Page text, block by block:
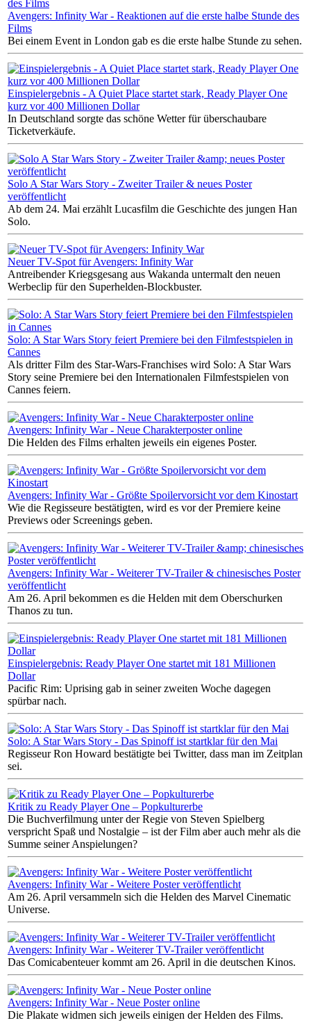
Avengers: Infinity War - Reaktionen auf die erste halbe Stunde des
Films
Bei einem Event in London gab es die erste halbe Stunde zu sehen.
Einspielergebnis - A Quiet Place startet stark, Ready Player One
kurz vor 400 Millionen Dollar
In Deutschland sorgte das schöne Wetter für überschaubare
Ticketverkäufe.
Solo A Star Wars Story - Zweiter Trailer & neues Poster
veröffentlicht
Ab dem 24. Mai erzählt Lucasfilm die Geschichte des jungen Han
Solo.
Neuer TV-Spot für Avengers: Infinity War
Antreibender Kriegsgesang aus Wakanda untermalt den neuen
Werbeclip für den Superhelden-Blockbuster.
Solo: A Star Wars Story feiert Premiere bei den Filmfestspielen in
Cannes
Als dritter Film des Star-Wars-Franchises wird Solo: A Star Wars
Story seine Premiere bei den Internationalen Filmfestspielen von
Cannes feiern.
Avengers: Infinity War - Neue Charakterposter online
Die Helden des Films erhalten jeweils ein eigenes Poster.
Avengers: Infinity War - Größte Spoilervorsicht vor dem Kinostart
Wie die Regisseure bestätigten, wird es vor der Premiere keine
Previews oder Screenings geben.
Avengers: Infinity War - Weiterer TV-Trailer & chinesisches Poster
veröffentlicht
Am 26. April bekommen es die Helden mit dem Oberschurken
Thanos zu tun.
Einspielergebnis: Ready Player One startet mit 181 Millionen
Dollar
Pacific Rim: Uprising gab in seiner zweiten Woche dagegen
spürbar nach.
Solo: A Star Wars Story - Das Spinoff ist startklar für den Mai
Regisseur Ron Howard bestätigte bei Twitter, dass man im Zeitplan
sei.
Kritik zu Ready Player One – Popkulturerbe
Die Buchverfilmung unter der Regie von Steven Spielberg
verspricht Spaß und Nostalgie – ist der Film aber auch mehr als die
Summe seiner Anspielungen?
Avengers: Infinity War - Weitere Poster veröffentlicht
Am 26. April versammeln sich die Helden des Marvel Cinematic
Universe.
Avengers: Infinity War - Weiterer TV-Trailer veröffentlicht
Das Comicabenteuer kommt am 26. April in die deutschen Kinos.
Avengers: Infinity War - Neue Poster online
Die Plakate widmen sich jeweils einigen der Helden des Films.